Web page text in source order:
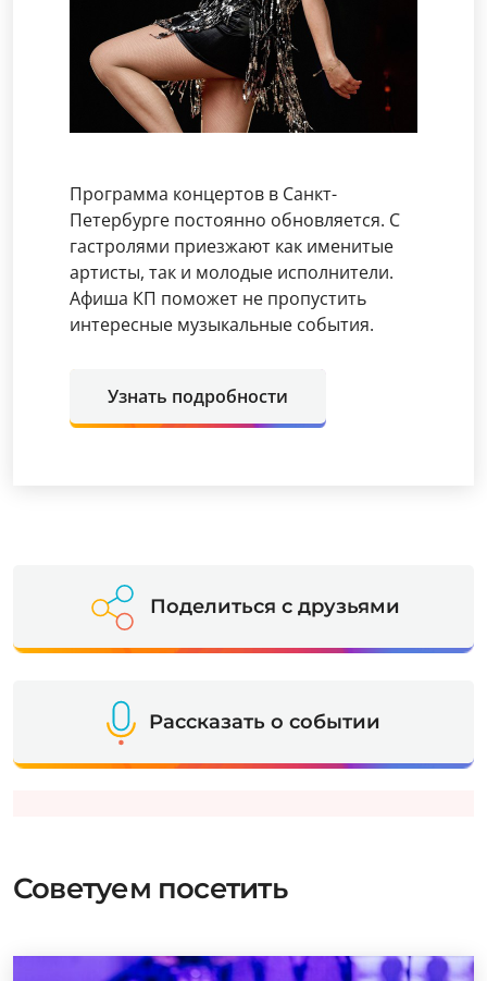
Программа концертов в Санкт-
Петербурге постоянно обновляется. С
гастролями приезжают как именитые
артисты, так и молодые исполнители.
Афиша КП поможет не пропустить
интересные музыкальные события.
Узнать подробности
Поделиться с друзьями
Рассказать о событии
Советуем посетить